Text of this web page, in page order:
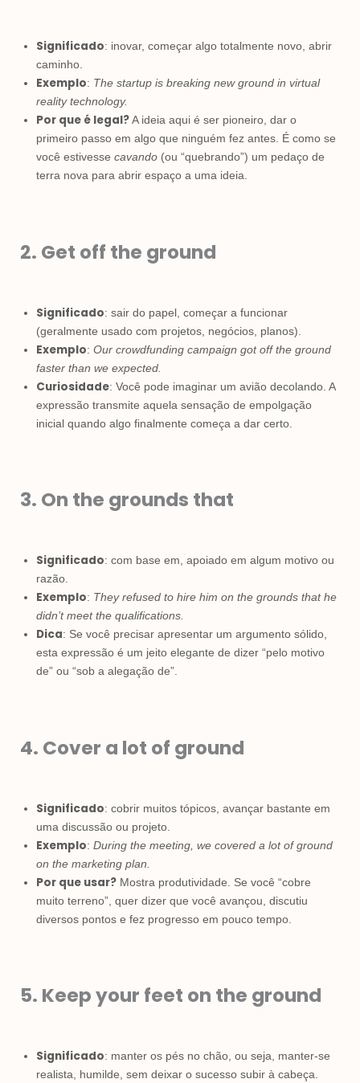
Significado: inovar, começar algo totalmente novo, abrir
caminho.
Exemplo: The startup is breaking new ground in virtual
reality technology.
Por que é legal? A ideia aqui é ser pioneiro, dar o
primeiro passo em algo que ninguém fez antes. É como se
você estivesse cavando (ou “quebrando”) um pedaço de
terra nova para abrir espaço a uma ideia.
2. Get off the ground
Significado: sair do papel, começar a funcionar
(geralmente usado com projetos, negócios, planos).
Exemplo: Our crowdfunding campaign got off the ground
faster than we expected.
Curiosidade: Você pode imaginar um avião decolando. A
expressão transmite aquela sensação de empolgação
inicial quando algo finalmente começa a dar certo.
3. On the grounds that
Significado: com base em, apoiado em algum motivo ou
razão.
Exemplo: They refused to hire him on the grounds that he
didn’t meet the qualifications.
Dica: Se você precisar apresentar um argumento sólido,
esta expressão é um jeito elegante de dizer “pelo motivo
de” ou “sob a alegação de”.
4. Cover a lot of ground
Significado: cobrir muitos tópicos, avançar bastante em
uma discussão ou projeto.
Exemplo: During the meeting, we covered a lot of ground
on the marketing plan.
Por que usar? Mostra produtividade. Se você “cobre
muito terreno”, quer dizer que você avançou, discutiu
diversos pontos e fez progresso em pouco tempo.
5. Keep your feet on the ground
Significado: manter os pés no chão, ou seja, manter-se
realista, humilde, sem deixar o sucesso subir à cabeça.